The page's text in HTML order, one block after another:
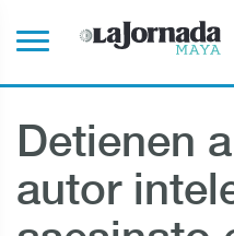
Detienen
autor